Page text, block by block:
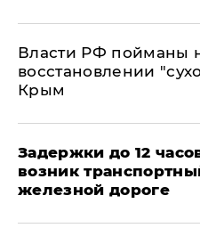
Власти РФ пойманы
восстановлении
Крым
Задержки до 12
возник
железной дороге